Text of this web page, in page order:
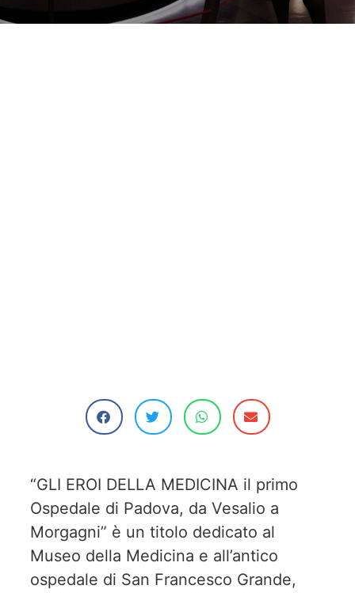
“GLI EROI DELLA MEDICINA il primo
Ospedale di Padova, da Vesalio a
Morgagni” è un titolo dedicato al
Museo della Medicina e all’antico
ospedale di San Francesco Grande,